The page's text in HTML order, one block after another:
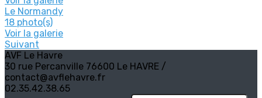
Le Normandy
18 photo(s)
Voir la galerie
Suivant
AVF Le Havre
30 rue Percanville 76600 Le HAVRE /
contact@avflehavre.fr
02.35.42.38.65